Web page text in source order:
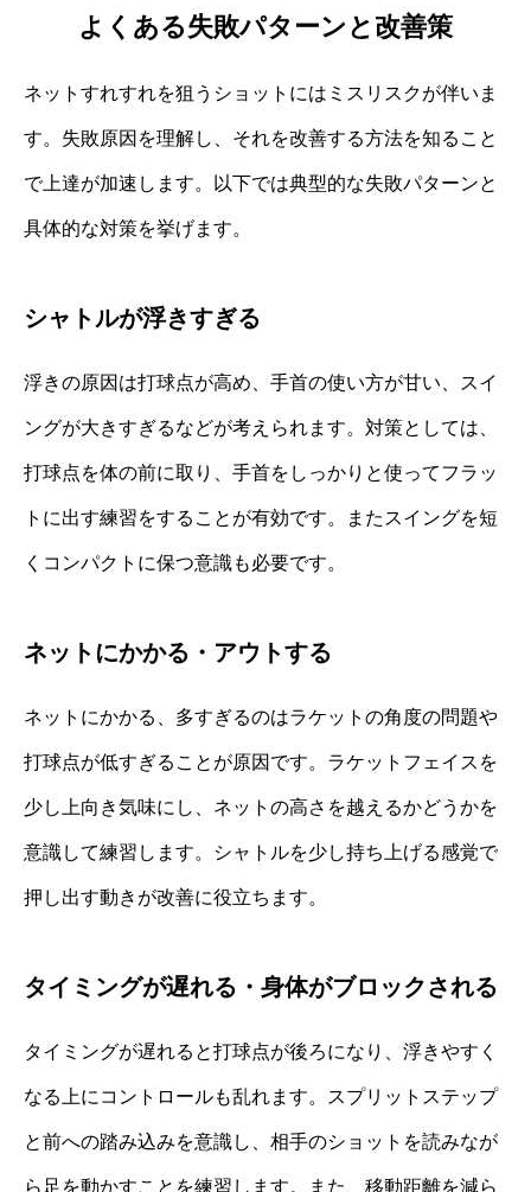
よくある失敗パターンと改善策
ネットすれすれを狙うショットにはミスリスクが伴いま
す。失敗原因を理解し、それを改善する方法を知ること
で上達が加速します。以下では典型的な失敗パターンと
具体的な対策を挙げます。
シャトルが浮きすぎる
浮きの原因は打球点が高め、手首の使い方が甘い、スイ
ングが大きすぎるなどが考えられます。対策としては、
打球点を体の前に取り、手首をしっかりと使ってフラッ
トに出す練習をすることが有効です。またスイングを短
くコンパクトに保つ意識も必要です。
ネットにかかる・アウトする
ネットにかかる、多すぎるのはラケットの角度の問題や
打球点が低すぎることが原因です。ラケットフェイスを
少し上向き気味にし、ネットの高さを越えるかどうかを
意識して練習します。シャトルを少し持ち上げる感覚で
押し出す動きが改善に役立ちます。
タイミングが遅れる・身体がブロックされる
タイミングが遅れると打球点が後ろになり、浮きやすく
なる上にコントロールも乱れます。スプリットステップ
と前への踏み込みを意識し、相手のショットを読みなが
ら足を動かすことを練習します。また、移動距離を減ら